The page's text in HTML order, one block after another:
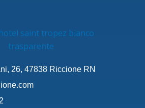
26, 47838 Riccione RN